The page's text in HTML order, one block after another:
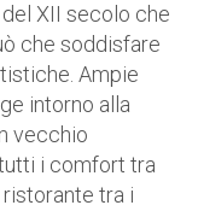
XII secolo che
che soddisfare
Ampie
intorno alla
vecchio
i comfort tra
tra i